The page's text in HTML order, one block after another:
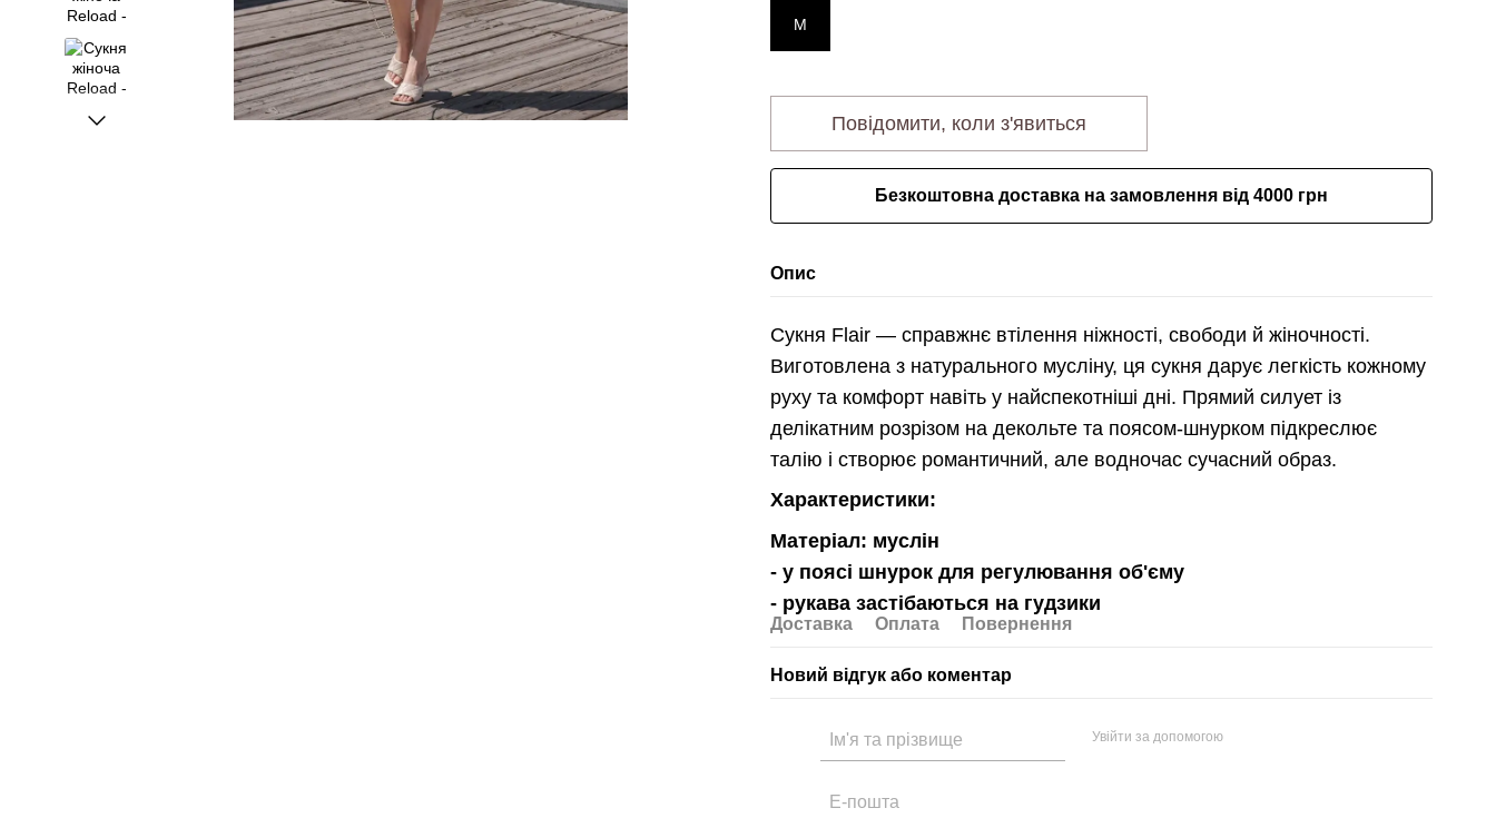
M
Повідомити, коли з'явиться
Безкоштовна доставка на замовлення від 4000 грн
Опис
Сукня Flair — справжнє втілення ніжності, свободи й жіночності.
Виготовлена з натурального мусліну, ця сукня дарує легкість кожному
руху та комфорт навіть у найспекотніші дні. Прямий силует із
делікатним розрізом на декольте та поясом-шнурком підкреслює
талію і створює романтичний, але водночас сучасний образ.
Характеристики:
Матеріал: муслін
- у поясі шнурок для регулювання об'єму
- рукава застібаються на гудзики
Доставка Оплата Повернення
Новий відгук або коментар
Увійти за допомогою